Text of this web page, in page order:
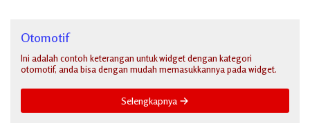
Otomotif
Ini adalah contoh keterangan untuk widget dengan kategori
otomotif, anda bisa dengan mudah memasukkannya pada widget.
Selengkapnya